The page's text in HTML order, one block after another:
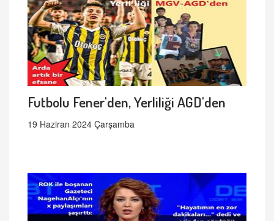
Futbolu Fener'den, Yerliliği AGD'den
19 Haziran 2024 Çarşamba